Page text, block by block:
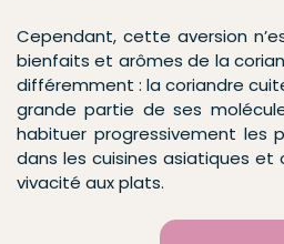
Cependant, cette aversion
bienfaits et arômes de la
différemment : la coriandre
grande partie de ses
habituer progressivement les
dans les cuisines asiatiques
vivacité aux plats.